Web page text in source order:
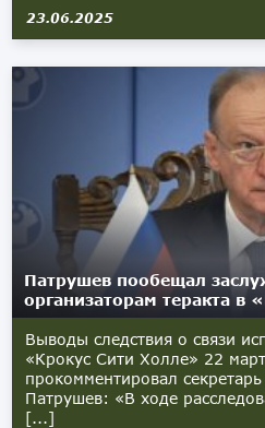
23.06.2025
Патрушев пообещал
организаторам теракта в
Выводы следствия о связи
«Крокус Сити Холле» 22
прокомментировал
Патрушев: «В ходе
[...]